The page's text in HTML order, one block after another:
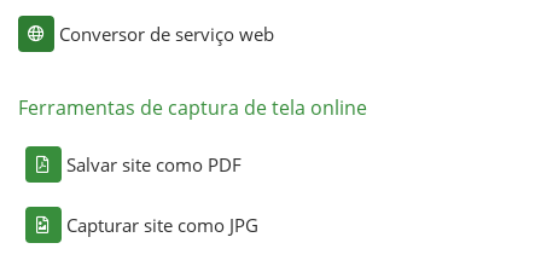
Conversor de serviço web
Ferramentas de captura de tela online
Salvar site como PDF
Capturar site como JPG